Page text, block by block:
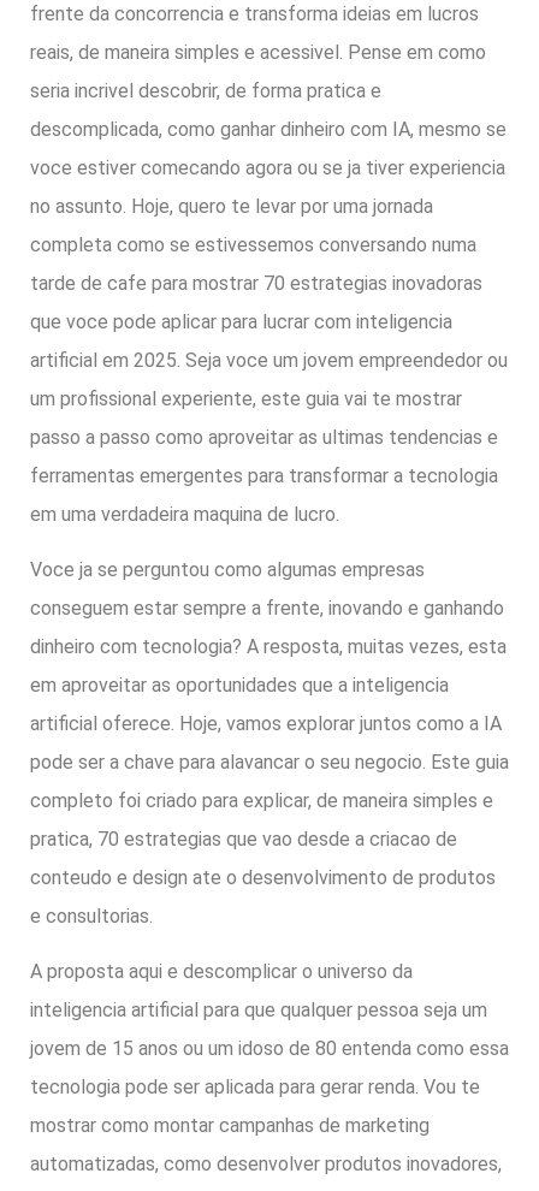
frente da concorrencia e transforma ideias em lucros
reais, de maneira simples e acessivel. Pense em como
seria incrivel descobrir, de forma pratica e
descomplicada, como ganhar dinheiro com IA, mesmo se
voce estiver comecando agora ou se ja tiver experiencia
no assunto. Hoje, quero te levar por uma jornada
completa como se estivessemos conversando numa
tarde de cafe para mostrar 70 estrategias inovadoras
que voce pode aplicar para lucrar com inteligencia
artificial em 2025. Seja voce um jovem empreendedor ou
um profissional experiente, este guia vai te mostrar
passo a passo como aproveitar as ultimas tendencias e
ferramentas emergentes para transformar a tecnologia
em uma verdadeira maquina de lucro.
Voce ja se perguntou como algumas empresas
conseguem estar sempre a frente, inovando e ganhando
dinheiro com tecnologia? A resposta, muitas vezes, esta
em aproveitar as oportunidades que a inteligencia
artificial oferece. Hoje, vamos explorar juntos como a IA
pode ser a chave para alavancar o seu negocio. Este guia
completo foi criado para explicar, de maneira simples e
pratica, 70 estrategias que vao desde a criacao de
conteudo e design ate o desenvolvimento de produtos
e consultorias.
A proposta aqui e descomplicar o universo da
inteligencia artificial para que qualquer pessoa seja um
jovem de 15 anos ou um idoso de 80 entenda como essa
tecnologia pode ser aplicada para gerar renda. Vou te
mostrar como montar campanhas de marketing
automatizadas, como desenvolver produtos inovadores,